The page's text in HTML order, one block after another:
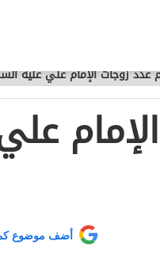
عدد زوجات الإمام علي عليه
أضف موضوع